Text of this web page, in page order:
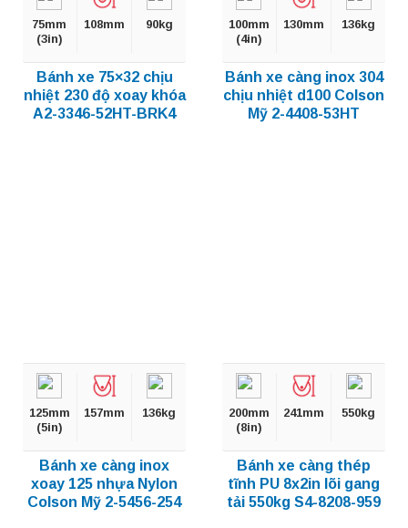
75mm
(3in)
108mm 90kg
Bánh xe 75×32 chịu
nhiệt 230 độ xoay khóa
A2-3346-52HT-BRK4
100mm
(4in)
130mm 136kg
Bánh xe càng inox 304
chịu nhiệt d100 Colson
Mỹ 2-4408-53HT
125mm
(5in)
157mm 136kg
Bánh xe càng inox
xoay 125 nhựa Nylon
Colson Mỹ 2-5456-254
200mm
(8in)
241mm 550kg
Bánh xe càng thép
tĩnh PU 8x2in lõi gang
tải 550kg S4-8208-959